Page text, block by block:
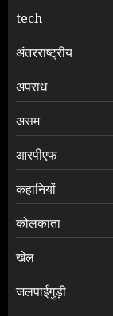
tech
अंतरराष्ट्रीय
अपराध
असम
आरपीएफ
कहानियों
कोलकाता
खेल
जलपाईगुड़ी